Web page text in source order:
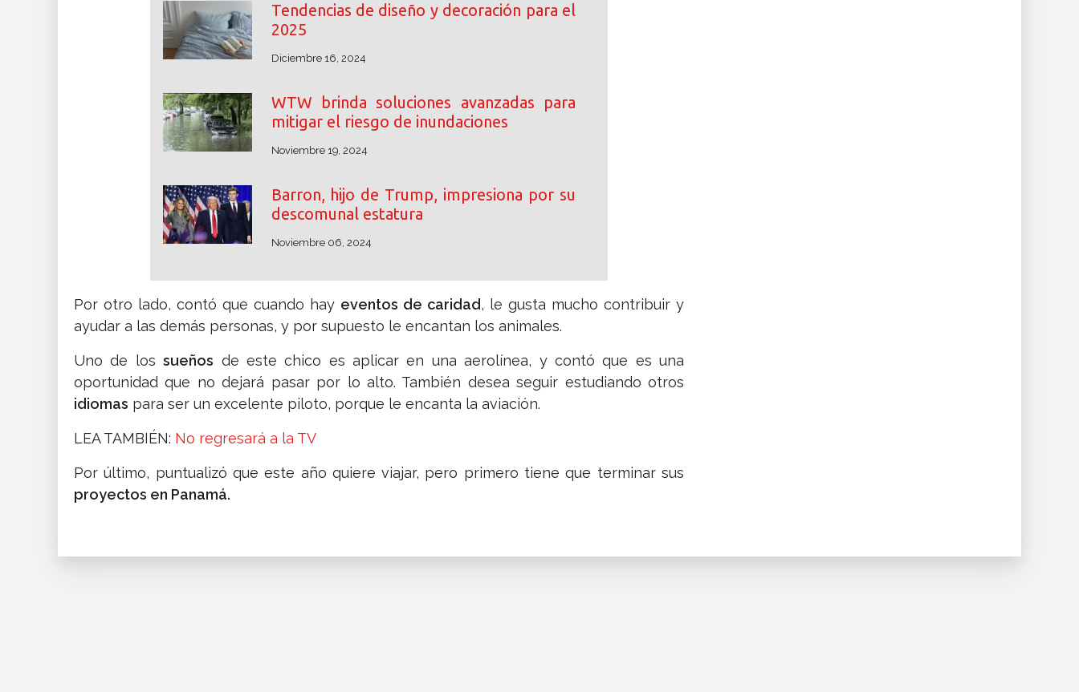
Tendencias de diseño y decoración para el
2025
Diciembre 16, 2024
WTW brinda soluciones avanzadas para
mitigar el riesgo de inundaciones
Noviembre 19, 2024
Barron, hijo de Trump, impresiona por su
descomunal estatura
Noviembre 06, 2024
Por otro lado, contó que cuando hay eventos de caridad, le gusta mucho contribuir y
ayudar a las demás personas, y por supuesto le encantan los animales.
Uno de lossueños de este chico es aplicar en una aerolínea, y contó que es una
oportunidad que no dejará pasar por lo alto. También desea seguir estudiando otros
idiomas para ser un excelente piloto, porque le encanta la aviación.
LEA TAMBIÉN: No regresará a la TV
Por último, puntualizó que este año quiere viajar, pero primero tiene que terminar sus
proyectos en Panamá.